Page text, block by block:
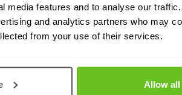
media features and to analyse our
and analytics partners who may
from your use of their services.
Allow all
i diagnostyką
a także wdrażaniu
w celu